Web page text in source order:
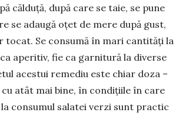
călduță, după care se ta­ie, se pune
se adaugă oțet de mere după gust,
tocat. Se con­sumă în mari cantități la
aperitiv, fie ca garnitură la diverse
acestui remediu este chiar doza –
atât mai bine, în con­dițiile în care
con­sumul salatei verzi sunt practic